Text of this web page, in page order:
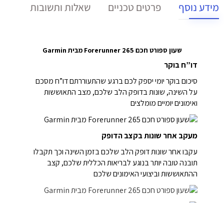
מידע נוסף פרטים טכניים שאלות ותשובות
שעון ספורט חכם Forerunner 265 מבית Garmin
דו”ח בוקר
סיכום בוקר יומי יספק לכם ברגע שהתעוררתם דו”ח מסכם
על השינה, שונות בדופק הלב שלכם, מצב התאוששות
ואימונים יומיים מומלצים
מעקב אחר שונות בקצב הדופק
עקבו אחר שונות דופק הלב שלכם בזמן השינה וכך תקבלו
תובנה טובה יותר בנוגע לבריאות הכללית שלכם, קצב
ההתאוששות וביצועי האימונים שלכם